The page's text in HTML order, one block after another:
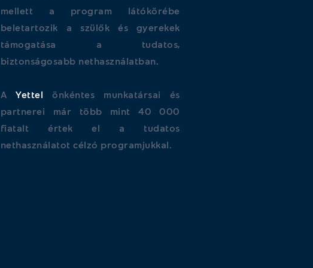
mellett a program látókörébe
beletartozik a szülők és gyerekek
támogatása a tudatos,
biztonságosabb nethasználatban.
AYettel önkéntes munkatársai és
partnerei már több mint 40 000
fiatalt értek el a tudatos
nethasználatot célzó programjukkal.